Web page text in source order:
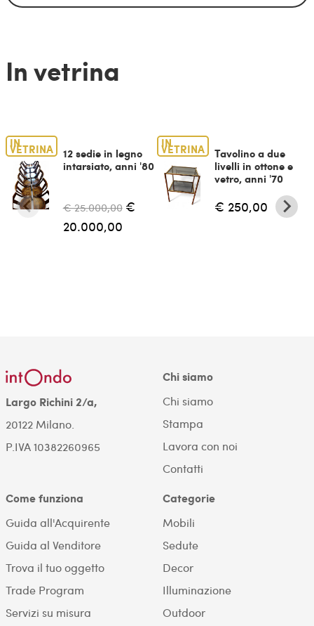
In vetrina
IN
VETRINA
12 sedie in legno
intarsiato, anni '80
€ 25.000,00 €
20.000,00
IN
VETRINA
Tavolino a due
livelli in ottone e
vetro, anni '70
€ 250,00
Largo Richini 2/a,
20122 Milano.
P.IVA 10382260965
Chi siamo
Chi siamo
Stampa
Lavora con noi
Contatti
Come funziona
Guida all'Acquirente
Guida al Venditore
Trova il tuo oggetto
Trade Program
Servizi su misura
Categorie
Mobili
Sedute
Decor
Illuminazione
Outdoor